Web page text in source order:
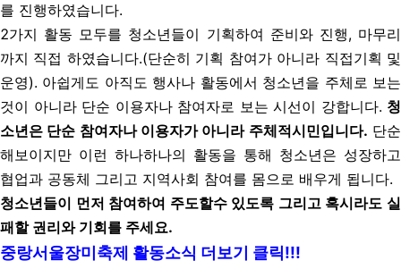
를 진행하였습니다.
2가지 활동 모두를 청소년들이 기획하여 준비와 진행, 마무리
까지 직접 하였습니다.(단순히 기획 참여가 아니라 직접기획 및
운영). 아쉽게도 아직도 행사나 활동에서 청소년을 주체로 보는
것이 아니라 단순 이용자나 참여자로 보는 시선이 강합니다. 청
소년은 단순 참여자나 이용자가 아니라 주체적시민입니다. 단순
해보이지만 이런 하나하나의 활동을 통해 청소년은 성장하고
협업과 공동체 그리고 지역사회 참여를 몸으로 배우게 됩니다.
청소년들이 먼저 참여하여 주도할수 있도록 그리고 혹시라도 실
패할 권리와 기회를 주세요.
중랑서울장미축제 활동소식 더보기 클릭!!!